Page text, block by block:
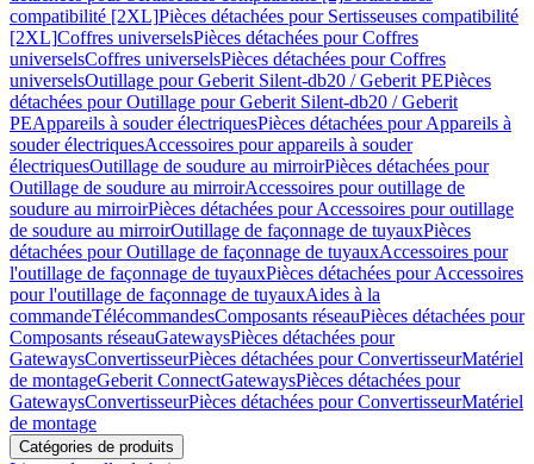
compatibilité [2XL]Pièces détachées pour Sertisseuses compatibilité
[2XL]Coffres universelsPièces détachées pour Coffres
universelsCoffres universelsPièces détachées pour Coffres
universelsOutillage pour Geberit Silent-db20 / Geberit PEPièces
détachées pour Outillage pour Geberit Silent-db20 / Geberit
PEAppareils à souder électriquesPièces détachées pour Appareils à
souder électriquesAccessoires pour appareils à souder
électriquesOutillage de soudure au mirroirPièces détachées pour
Outillage de soudure au mirroirAccessoires pour outillage de
soudure au mirroirPièces détachées pour Accessoires pour outillage
de soudure au mirroirOutillage de façonnage de tuyauxPièces
détachées pour Outillage de façonnage de tuyauxAccessoires pour
l'outillage de façonnage de tuyauxPièces détachées pour Accessoires
pour l'outillage de façonnage de tuyauxAides à la
commandeTélécommandesComposants réseauPièces détachées pour
Composants réseauGatewaysPièces détachées pour
GatewaysConvertisseurPièces détachées pour ConvertisseurMatériel
de montageGeberit ConnectGatewaysPièces détachées pour
GatewaysConvertisseurPièces détachées pour ConvertisseurMatériel
de montage
Catégories de produits